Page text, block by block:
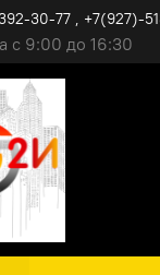
с 9:00 до 16:30
30-77 , +7(927)-